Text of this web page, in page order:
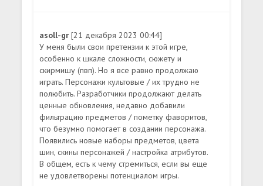
asoll-gr[21 декабря 2023 00:44]
У меня были свои претензии к этой игре,
особенно к шкале сложности, сюжету и
скирмишу (пвп). Но я все равно продолжаю
играть. Персонажи культовые / их трудно не
полюбить. Разработчики продолжают делать
ценные обновления, недавно добавили
фильтрацию предметов / пометку фаворитов,
что безумно помогает в создании персонажа.
Появились новые наборы предметов, цвета
шин, скины персонажей / настройка атрибутов.
В общем, есть к чему стремиться, если вы еще
не удовлетворены потенциалом игры.